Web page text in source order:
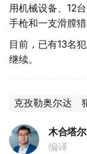
用机械设备、12
手枪和一支滑膛猎
目前，已有13名
继续。
克孜勒奥尔达
木合塔
编译